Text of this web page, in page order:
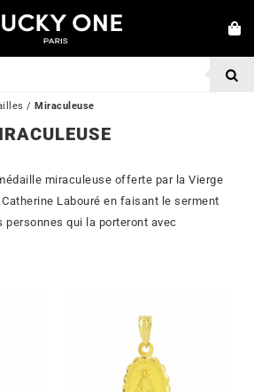
/ Miraculeuse
miraculeuse offerte par la Vierge
Labouré en faisant le serment
personnes qui la porteront avec